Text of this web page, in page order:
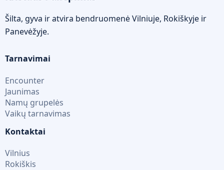
Šilta, gyva ir atvira bendruomenė Vilniuje, Rokiškyje ir
Panevėžyje.
Tarnavimai
Encounter
Jaunimas
Namų grupelės
Vaikų tarnavimas
Kontaktai
Vilnius
Rokiškis